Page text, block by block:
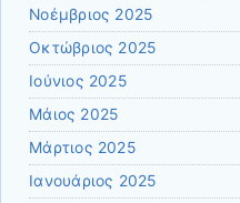
Νοέμβριος 2025
Οκτώβριος 2025
Ιούνιος 2025
Μάιος 2025
Μάρτιος 2025
Ιανουάριος 2025